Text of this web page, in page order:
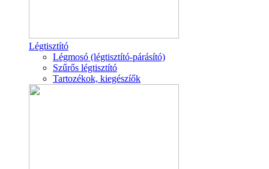
Légtisztító
Légmosó (légtisztító-párásító)
Szűrős légtisztító
Tartozékok, kiegészíők